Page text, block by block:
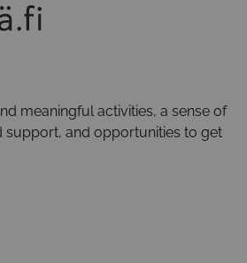
meaningful activities, a sense of
support, and opportunities to get